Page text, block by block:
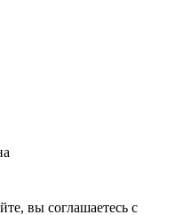
вы соглашаетесь с